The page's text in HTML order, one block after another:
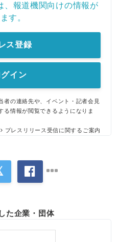
、報道機関向けの情報が
す。
ス登録
グイン
者の連絡先や、イベント・記者会見
る情報が閲覧できるようになりま
プレスリリース受信に関するご案内
た企業・団体